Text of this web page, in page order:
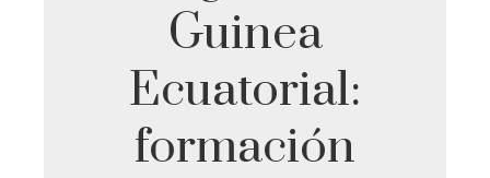
Guinea
Ecuatorial:
formación